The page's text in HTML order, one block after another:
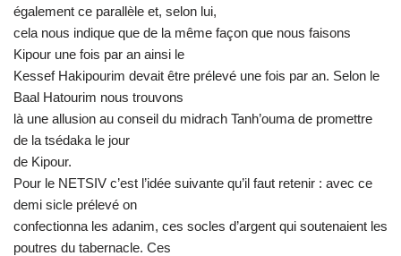
également ce parallèle et, selon lui,
cela nous indique que de la même façon que nous faisons
Kipour une fois par an ainsi le
Kessef Hakipourim devait être prélevé une fois par an. Selon le
Baal Hatourim nous trouvons
là une allusion au conseil du midrach Tanh’ouma de promettre
de la tsédaka le jour
de Kipour.
Pour le NETSIV c’est l’idée suivante qu’il faut retenir : avec ce
demi sicle prélevé on
confectionna les adanim, ces socles d’argent qui soutenaient les
poutres du tabernacle. Ces